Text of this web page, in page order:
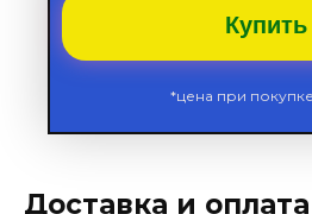
Купить
*цена при
Доставка и оплата